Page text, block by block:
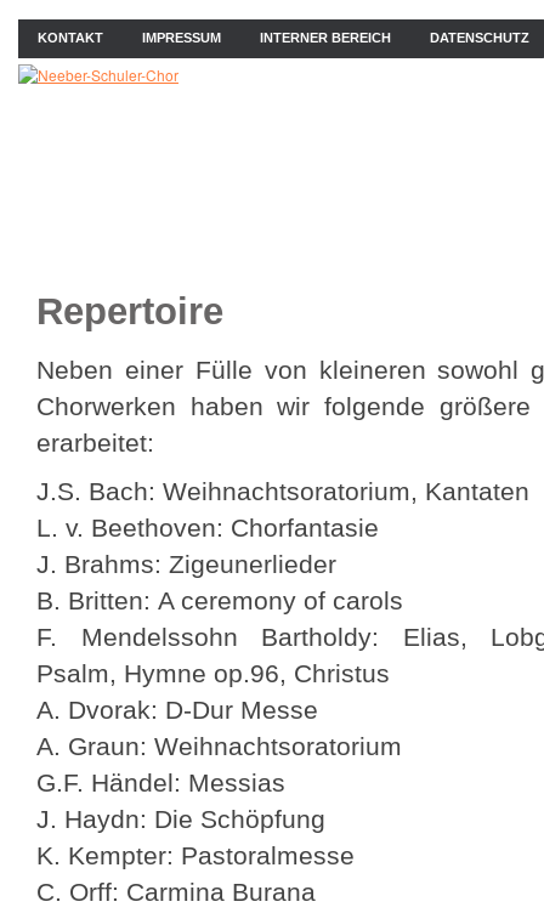
KONTAKT IMPRESSUM INTERNER BEREICH DATENSCHUTZ
Repertoire
Neben einer Fülle von kleineren sowohl
Chorwerken haben wir folgende
erarbeitet:
J.S. Bach: Weihnachtsoratorium, Kantaten
L. v. Beethoven: Chorfantasie
J. Brahms: Zigeunerlieder
B. Britten: A ceremony of carols
F. Mendelssohn Bartholdy: Elias,
Psalm, Hymne op.96, Christus
A. Dvorak: D-Dur Messe
A. Graun: Weihnachtsoratorium
G.F. Händel: Messias
J. Haydn: Die Schöpfung
K. Kempter: Pastoralmesse
C. Orff: Carmina Burana